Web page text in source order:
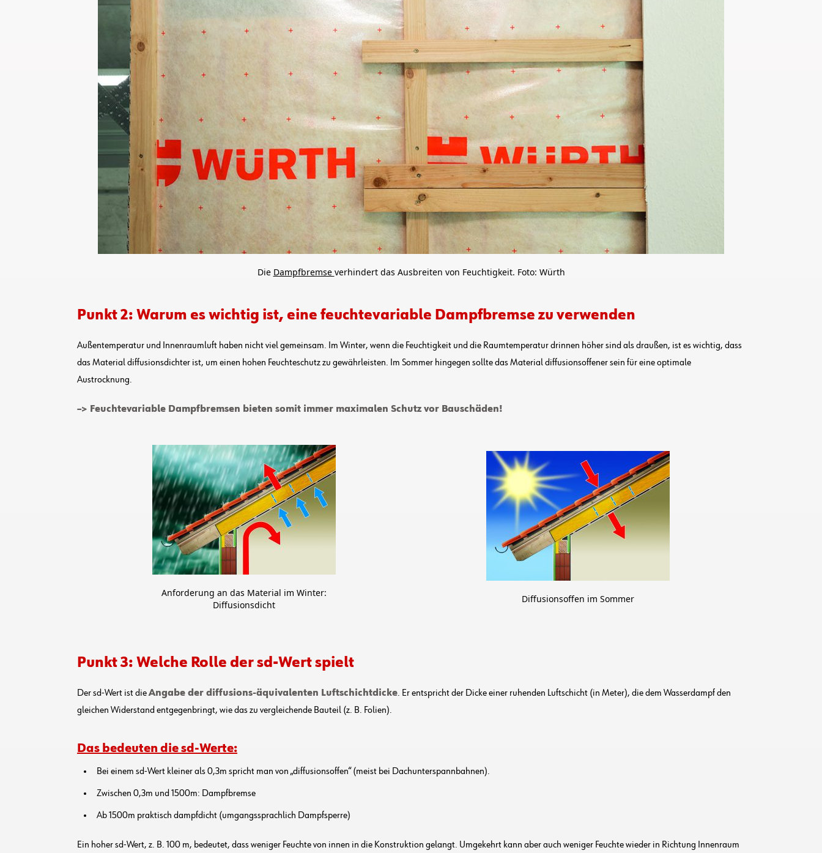
Die Dampfbremse verhindert das Ausbreiten von Feuchtigkeit. Foto: Würth
Punkt 2: Warum es wichtig ist, eine feuchtevariable Dampfbremse zu verwenden
Außentemperatur und Innenraumluft haben nicht viel gemeinsam. Im Winter, wenn die Feuchtigkeit und die Raumtemperatur drinnen höher sind als draußen, ist es wichtig, dass
das Material diffusionsdichter ist, um einen hohen Feuchteschutz zu gewährleisten. Im Sommer hingegen sollte das Material diffusionsoffener sein für eine optimale
Austrocknung.
–> Feuchtevariable Dampfbremsen bieten somit immer maximalen Schutz vor Bauschäden!
Anforderung an das Material im Winter:
Diffusionsdicht
Diffusionsoffen im Sommer
Punkt 3: Welche Rolle der sd-Wert spielt
Der sd-Wert ist dieAngabe der diffusions-äquivalenten Luftschichtdicke. Er entspricht der Dicke einer ruhenden Luftschicht (in Meter), die dem Wasserdampf den
gleichen Widerstand entgegenbringt, wie das zu vergleichende Bauteil (z. B. Folien).
Das bedeuten die sd-Werte:
Bei einem sd-Wert kleiner als 0,3m spricht man von „diffusionsoffen“ (meist bei Dachunterspannbahnen).
Zwischen 0,3m und 1500m: Dampfbremse
Ab 1500m praktisch dampfdicht (umgangssprachlich Dampfsperre)
Ein hoher sd-Wert, z. B. 100 m, bedeutet, dass weniger Feuchte von innen in die Konstruktion gelangt. Umgekehrt kann aber auch weniger Feuchte wieder in Richtung Innenraum